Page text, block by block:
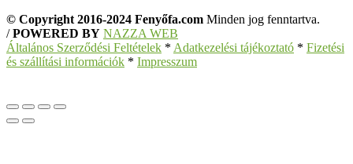
© Copyright 2016-2024 Fenyőfa.com Minden jog fenntartva.
/POWERED BY NAZZA WEB
Általános Szerződési Feltételek * Adatkezelési tájékoztató * Fizetési
és szállítási információk * Impresszum